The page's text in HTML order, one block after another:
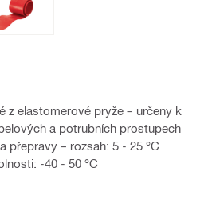
z elastomerové pryže – určeny k
a potrubních prostupech
přepravy – rozsah: 5 - 25 °C
-40 - 50 °C